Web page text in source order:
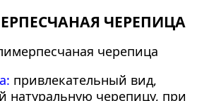
ЧЕРЕПИЦА
привлекательный вид,
черепицу, при